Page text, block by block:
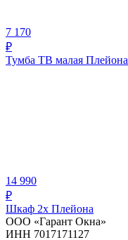
7 170
₽
Тумба ТВ малая Плейона
14 990
₽
Шкаф 2х Плейона
ООО «Гарант Окна»
ИНН 7017171127